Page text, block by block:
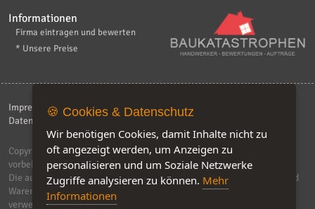
Informationen
Firma eintragen und bewerten
* Unsere Preise
Impressum| Kontakt|AGB |Haftungsaussschluß
Datenschutzerklärung
Copyright © 2026ebiz-consult GmbH & Co. KG. Alle Rechte
vorbehalten.
Die auf dieser Seite verwendeten Produktbezeichnungen, Namen und
Warenzeichen sind Eigentum der jeweiligen Firmen. Unser Portal
verwendet Affiliat-Links, für dir wir Geld erhalten.
🍪 Cookies & Datenschutz
Wir benötigen Cookies, damit Inhalte nicht zu
oft angezeigt werden, um Anzeigen zu
personalisieren und um Soziale Netzwerke
Zugriffe analysieren zu können. Mehr
Informationen